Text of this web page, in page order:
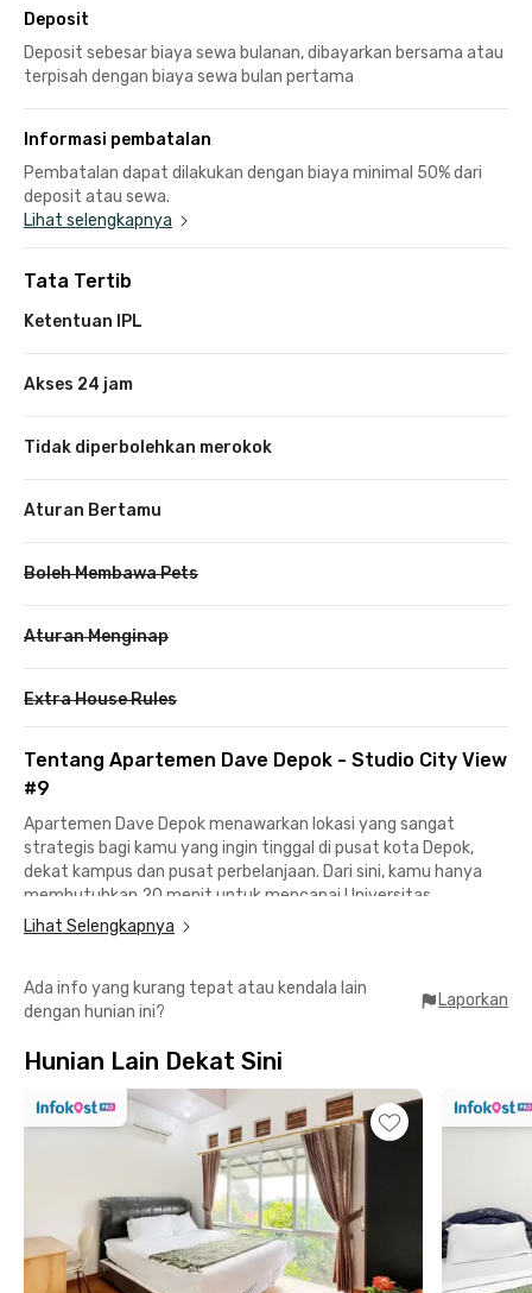
Deposit
Deposit sebesar biaya sewa bulanan, dibayarkan bersama atau
terpisah dengan biaya sewa bulan pertama
Informasi pembatalan
Pembatalan dapat dilakukan dengan biaya minimal 50% dari
deposit atau sewa.
Lihat selengkapnya
Tata Tertib
Ketentuan IPL
Akses 24 jam
Tidak diperbolehkan merokok
Aturan Bertamu
Boleh Membawa Pets
Aturan Menginap
Extra House Rules
Tentang Apartemen Dave Depok - Studio City View
#9
Apartemen Dave Depok menawarkan lokasi yang sangat
strategis bagi kamu yang ingin tinggal di pusat kota Depok,
dekat kampus dan pusat perbelanjaan. Dari sini, kamu hanya
membutuhkan 20 menit untuk mencapai Universitas
Indonesia, 10 menit ke Margo City Mall, 16 menit ke Depok Town
Square, serta 15 menit ke Stasiun Pondok Cina—membuat
mudah.Dengan Rukita, kamu bisa menyewa Apartemen Dave
Depok – Studio City View #9 tanpa biaya IPL. Apartemen
pribadi dengan water heater, dan siap kamu tempati kapan
saja. Selain itu, tersedia juga fasilitas gedung seperti kolam
renang, gym, dan lift yang dapat kamu akses langsung dari
lobby.Yuk, segera amankan unit terbaikmu di aplikasi Rukita dan
rasakan kenyamanan tinggal di lokasi paling strategis di Depok!
Lihat Selengkapnya
Ada info yang kurang tepat atau kendala lain
dengan hunian ini?
Laporkan
Hunian Lain Dekat Sini